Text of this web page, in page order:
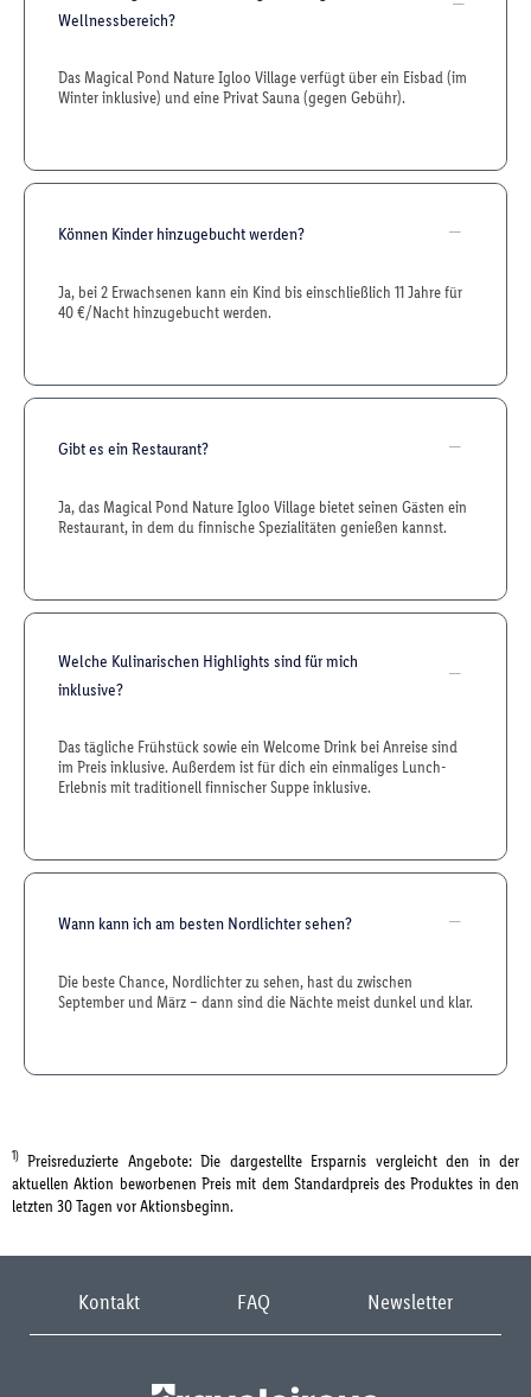
Wellnessbereich?
Das Magical Pond Nature Igloo Village verfügt über ein Eisbad (im
Winter inklusive) und eine Privat Sauna (gegen Gebühr).
Können Kinder hinzugebucht werden?
Ja, bei 2 Erwachsenen kann ein Kind bis einschließlich 11 Jahre für
40 €/Nacht hinzugebucht werden.
Gibt es ein Restaurant?
Ja, das Magical Pond Nature Igloo Village bietet seinen Gästen ein
Restaurant, in dem du finnische Spezialitäten genießen kannst.
Welche Kulinarischen Highlights sind für mich
inklusive?
Das tägliche Frühstück sowie ein Welcome Drink bei Anreise sind
im Preis inklusive. Außerdem ist für dich ein einmaliges Lunch-
Erlebnis mit traditionell finnischer Suppe inklusive.
Wann kann ich am besten Nordlichter sehen?
Die beste Chance, Nordlichter zu sehen, hast du zwischen
September und März – dann sind die Nächte meist dunkel und klar.
1) Preisreduzierte Angebote: Die dargestellte Ersparnis vergleicht den in der
aktuellen Aktion beworbenen Preis mit dem Standardpreis des Produktes in den
letzten 30 Tagen vor Aktionsbeginn.
Kontakt FAQ Newsletter